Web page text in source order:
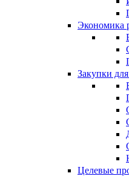
Экономика
Закупки
Целевые